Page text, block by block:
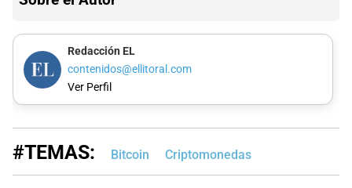
Redacción EL
contenidos@ellitoral.com
Ver Perfil
#TEMAS: Bitcoin Criptomonedas